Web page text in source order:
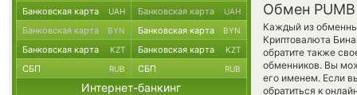
Обмен PUMB
Каждый из
Криптовалюта
обратите также
обменников. Вы
его именем. Если
обратиться к
Банковская карта UAH Банковская карта UAH
Банковская карта BYN Банковская карта BYN
Банковская карта KZT Банковская карта KZT
СБП RUB СБП RUB
Интернет-банкинг